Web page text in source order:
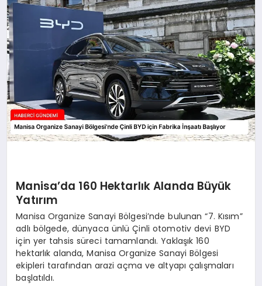
Manisa’da 160 Hektarlık Alanda Büyük
Yatırım
Manisa Organize Sanayi Bölgesi’nde bulunan “7. Kısım”
adlı bölgede, dünyaca ünlü Çinli otomotiv devi BYD
için yer tahsis süreci tamamlandı. Yaklaşık 160
hektarlık alanda, Manisa Organize Sanayi Bölgesi
ekipleri tarafından arazi açma ve altyapı çalışmaları
başlatıldı.